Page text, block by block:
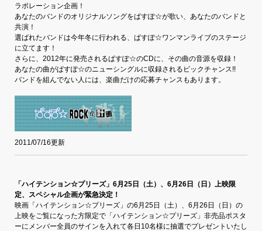
ラボレーション企画！
あなたのバンドのオリジナルソングをぱすぽ☆が歌い、あなたのバンドと
共演！
選ばれたバンドは今年冬に行われる、ぱすぽ☆ワンマンライブのステージ
に立てます！
さらに、2012年に発売されるぱすぽ☆のCDに、その曲の音源を収録！
あなたの曲がぱすぽ☆のニューシングルに収録されるビックチャンス!!
バンドを組んでない人には、楽曲だけの応募チャンスもあります。
2011/07/16更新
「ハイテンション☆プリーズ」6月25日（土）、6月26日（日）上映限
定、スペシャル企画が緊急決定！
映画「ハイテンション☆プリーズ」の6月25日（土）、6月26日（日）の
上映をご覧になった方限定で「ハイテンション☆プリーズ」非売品ポスタ
ーにメンバー全員のサインを入れて各日10名様に抽選でプレゼントいたし